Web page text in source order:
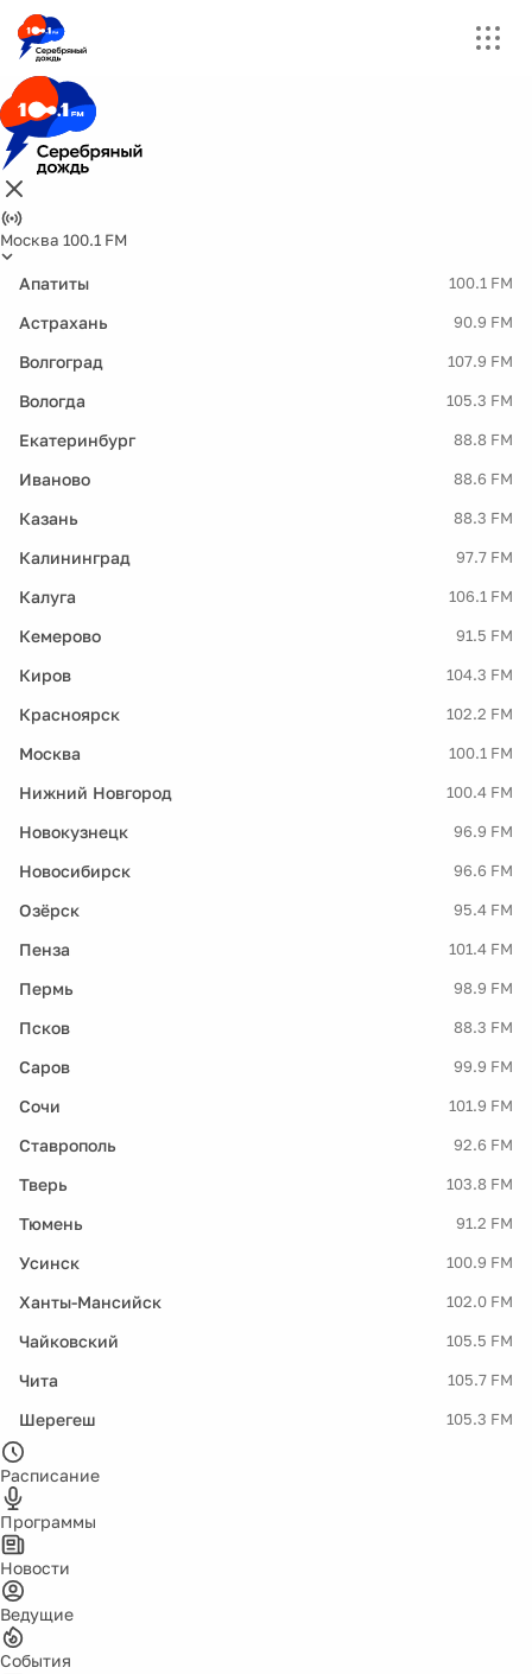
Москва 100.1 FM
Апатиты 100.1 FM
Астрахань 90.9 FM
Волгоград 107.9 FM
Вологда 105.3 FM
Екатеринбург 88.8 FM
Иваново 88.6 FM
Казань 88.3 FM
Калининград 97.7 FM
Калуга 106.1 FM
Кемерово 91.5 FM
Киров 104.3 FM
Красноярск 102.2 FM
Москва 100.1 FM
Нижний Новгород 100.4 FM
Новокузнецк 96.9 FM
Новосибирск 96.6 FM
Озёрск 95.4 FM
Пенза 101.4 FM
Пермь 98.9 FM
Псков 88.3 FM
Саров 99.9 FM
Сочи 101.9 FM
Ставрополь 92.6 FM
Тверь 103.8 FM
Тюмень 91.2 FM
Усинск 100.9 FM
Ханты-Мансийск 102.0 FM
Чайковский 105.5 FM
Чита 105.7 FM
Шерегеш 105.3 FM
Расписание
Программы
Новости
Ведущие
События